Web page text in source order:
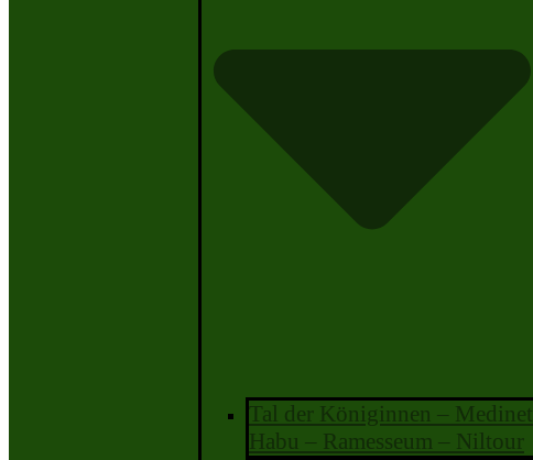
Tal der Königinnen – Medinet
Habu – Ramesseum – Niltour